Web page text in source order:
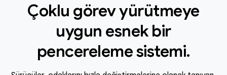
Çoklu görev yürütmeye
uygun esnek bir
pencereleme sistemi.